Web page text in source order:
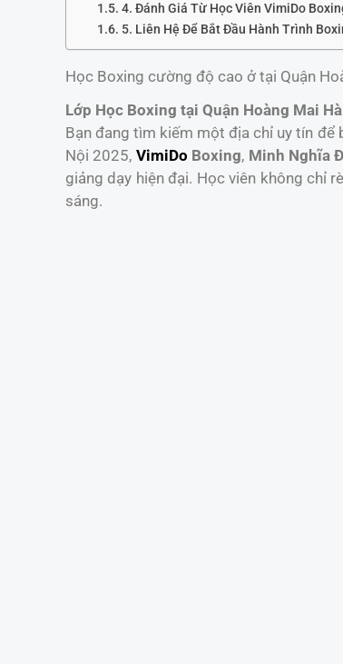
4. Đánh Giá Từ Học Viên VimiDo
5. Liên Hệ Để Bắt Đầu Hành Trình
Học Boxing cường độ cao ở tại Quận
Lớp Học Boxing tại Quận Hoàng Mai
Bạn đang tìm kiếm một địa chỉ uy tín để
Nội 2025, VimiDo Boxing, Minh Nghĩa
giảng dạy hiện đại. Học viên không chỉ
sáng.